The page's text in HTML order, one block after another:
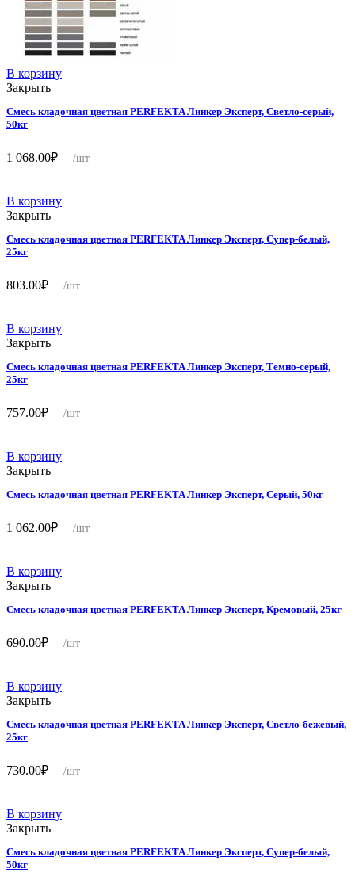
В корзину
Закрыть
Смесь кладочная цветная PERFEKTA Линкер Эксперт, Светло-серый,
50кг
1 068.00₽ /шт
В корзину
Закрыть
Смесь кладочная цветная PERFEKTA Линкер Эксперт, Супер-белый,
25кг
803.00₽ /шт
В корзину
Закрыть
Смесь кладочная цветная PERFEKTA Линкер Эксперт, Темно-серый,
25кг
757.00₽ /шт
В корзину
Закрыть
Смесь кладочная цветная PERFEKTA Линкер Эксперт, Серый, 50кг
1 062.00₽ /шт
В корзину
Закрыть
Смесь кладочная цветная PERFEKTA Линкер Эксперт, Кремовый, 25кг
690.00₽ /шт
В корзину
Закрыть
Смесь кладочная цветная PERFEKTA Линкер Эксперт, Светло-бежевый,
25кг
730.00₽ /шт
В корзину
Закрыть
Смесь кладочная цветная PERFEKTA Линкер Эксперт, Супер-белый,
50кг